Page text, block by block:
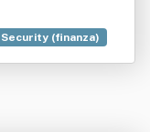
Security (finanza)